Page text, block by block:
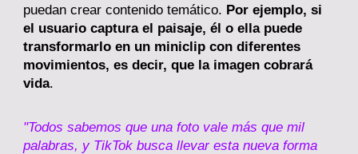
puedan crear contenido temático. Por ejemplo, si
el usuario captura el paisaje, él o ella puede
transformarlo en un miniclip con diferentes
movimientos, es decir, que la imagen cobrará
vida.
"Todos sabemos que una foto vale más que mil
palabras, y TikTok busca llevar esta nueva forma